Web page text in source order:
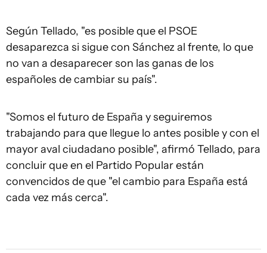
Según Tellado, "es posible que el PSOE
desaparezca si sigue con Sánchez al frente, lo que
no van a desaparecer son las ganas de los
españoles de cambiar su país".
"Somos el futuro de España y seguiremos
trabajando para que llegue lo antes posible y con el
mayor aval ciudadano posible", afirmó Tellado, para
concluir que en el Partido Popular están
convencidos de que "el cambio para España está
cada vez más cerca".